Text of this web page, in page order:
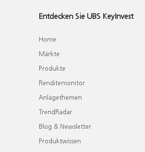
Entdecken Sie UBS KeyInvest
Home
Märkte
Produkte
Renditemonitor
Anlagethemen
TrendRadar
Blog & Newsletter
Produktwissen